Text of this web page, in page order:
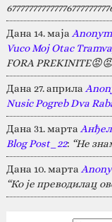
Дана 14. маја
Vuco Moj Otac
FORA
Дана 27. априла
Nusic Pogreb Dva
Дана 31. марта
Blog Post_22: “Не
Дана 10. марта
“Ко је преводилац